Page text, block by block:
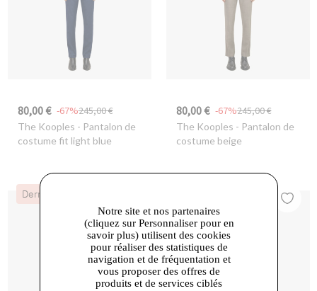
80,00 € 245,00 €
-67%
The Kooples - Pantalon de
costume fit light blue
80,00 € 245,00 €
-67%
The Kooples - Pantalon de
costume beige
Dernières Chances
Notre site et nos partenaires
(cliquez sur Personnaliser pour en
savoir plus) utilisent des cookies
pour réaliser des statistiques de
navigation et de fréquentation et
vous proposer des offres de
produits et de services ciblés